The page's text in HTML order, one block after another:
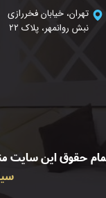
تهران، خیابان فخررازی
نبش روانمهر، پلاک 22
حقوق این سایت